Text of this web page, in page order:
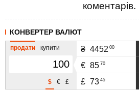
коментарів.
КОНВЕРТЕР ВАЛЮТ
продати купити
£
€
$
₴ 4452 00
€ 85 70
£ 73 45